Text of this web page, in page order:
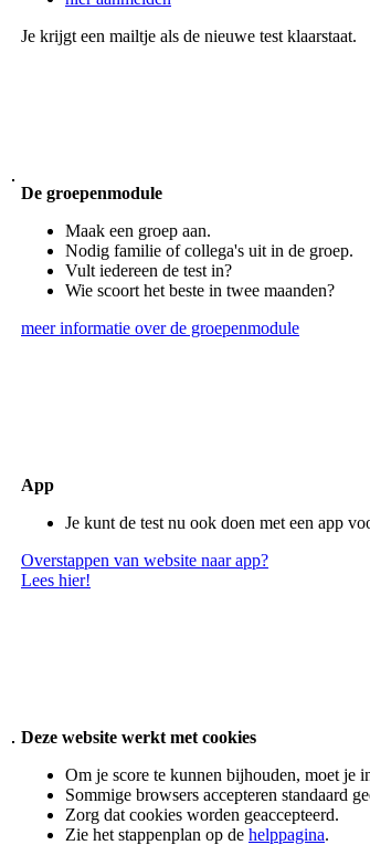
Je krijgt een mailtje als de nieuwe test klaarstaat.
De groepenmodule
Maak een groep aan.
Nodig familie of collega's uit in de groep.
Vult iedereen de test in?
Wie scoort het beste in twee maanden?
meer informatie over de groepenmodule
App
Je kunt de test nu ook doen met een app
Overstappen van website naar app?
Lees hier!
Deze website werkt met cookies
Om je score te kunnen bijhouden, moet je
Sommige browsers accepteren standaard
Zorg dat cookies worden geaccepteerd.
Zie het stappenplan op de helppagina.